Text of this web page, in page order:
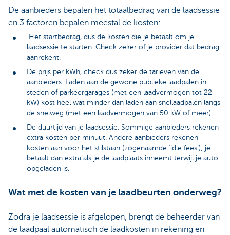
De aanbieders bepalen het totaalbedrag van de laadsessie
en 3 factoren bepalen meestal de kosten:
Het startbedrag, dus de kosten die je betaalt om je
laadsessie te starten. Check zeker of je provider dat bedrag
aanrekent.
De prijs per kWh, check dus zeker de tarieven van de
aanbieders. Laden aan de gewone publieke laadpalen in
steden of parkeergarages (met een laadvermogen tot 22
kW) kost heel wat minder dan laden aan snellaadpalen langs
de snelweg (met een laadvermogen van 50 kW of meer).
De duurtijd van je laadsessie. Sommige aanbieders rekenen
extra kosten per minuut. Andere aanbieders rekenen
kosten aan voor het stilstaan (zogenaamde ‘idle fees’); je
betaalt dan extra als je de laadplaats inneemt terwijl je auto
opgeladen is.
Wat met de kosten van je laadbeurten onderweg?
Zodra je laadsessie is afgelopen, brengt de beheerder van
de laadpaal automatisch de laadkosten in rekening en